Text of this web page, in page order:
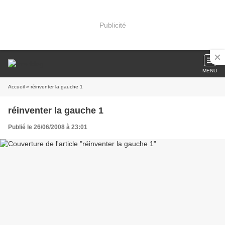
Publicité
MENU
Accueil » réinventer la gauche 1
réinventer la gauche 1
Publié le 26/06/2008 à 23:01